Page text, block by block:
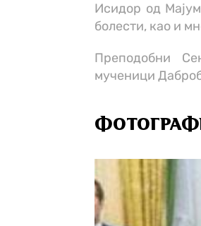
Исидор од
болести, као и
Преподобни
мученици